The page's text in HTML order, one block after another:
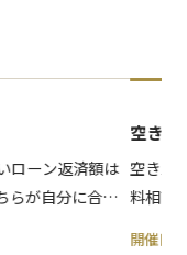
ローン返済額は
らが自分に合っ
空き家
空き家
料相談
開催日